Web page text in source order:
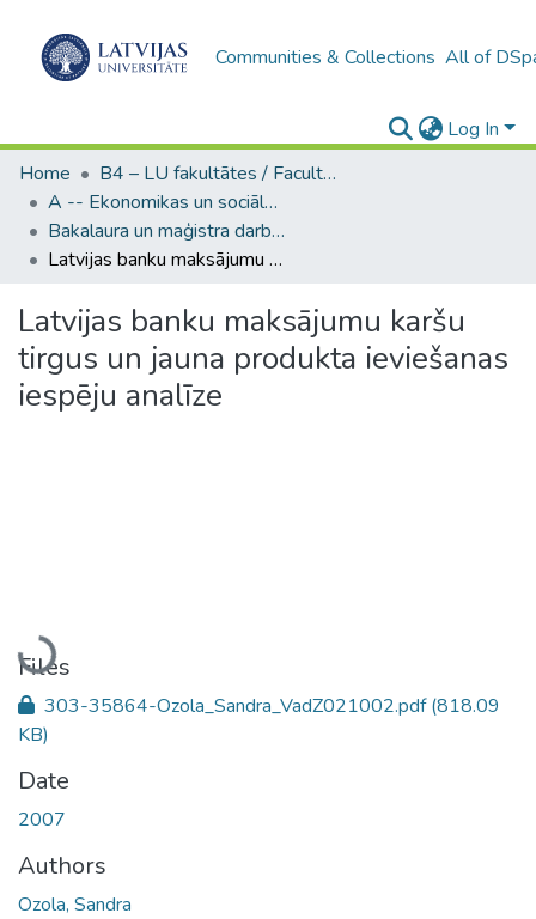
Communities & Collections All of
Log In
Home
B4 – LU fakultātes / Faculties of the UL
A -- Ekonomikas un sociālo zinātņu fakultāte / Faculty of Economics and Social Sciences
Bakalaura un maģistra darbi (ESZF) / Bachelor's and Master's theses
Latvijas banku maksājumu karšu tirgus un jauna produkta ieviešanas iespēju analīze
Latvijas banku maksājumu karšu
tirgus un jauna produkta ieviešanas
iespēju analīze
Loading...
Files
303-35864-Ozola_Sandra_VadZ021002.pdf(818.09
KB)
Date
2007
Authors
Ozola, Sandra